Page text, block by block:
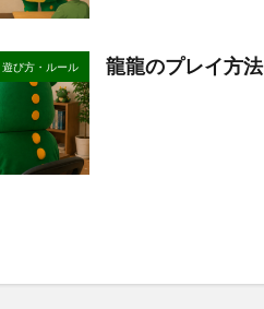
遊び方・ルール 龍龍のプレイ方法